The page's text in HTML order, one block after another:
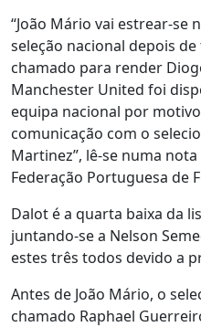
“João Mário vai estrear-se
seleção nacional depois
chamado para render
Manchester United foi
equipa nacional por
comunicação com o
Martinez”, lê-se numa
Federação Portuguesa de
Dalot é a quarta baixa da
juntando-se a Nelson
estes três todos devido a
Antes de João Mário, o
chamado Raphael